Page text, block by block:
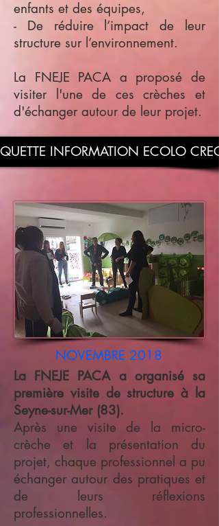
enfants et des équipes,
- De réduire l’impact de leur
structure sur l’environnement.
La FNEJE PACA a proposé de
visiter l'une de ces crèches et
d'échanger autour de leur projet.
INFORMATION ECOLO
NOVEMBRE 2018
La FNEJE PACA a organisé sa
première visite de structure à la
Seyne-sur-Mer (83).
Après une visite de la micro-
crèche et la présentation du
projet, chaque professionnel a pu
échanger autour des pratiques et
de leurs réflexions
professionnelles.